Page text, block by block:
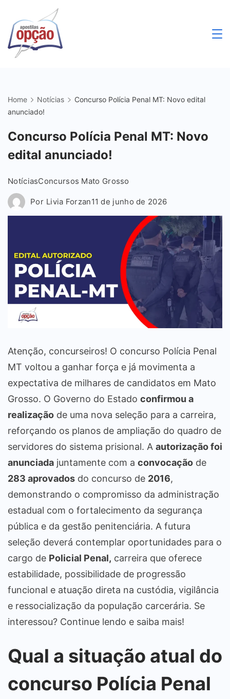
content
Home Notícias
Concurso Polícia Penal MT: Novo edital
anunciado!
Concurso Polícia Penal MT: Novo
edital anunciado!
NotíciasConcursos Mato Grosso
Por Livia Forzan11 de junho de 2026
Atenção, concurseiros! O concurso Polícia Penal
MT voltou a ganhar força e já movimenta a
expectativa de milhares de candidatos em Mato
Grosso. O Governo do Estado confirmou a
realização de uma nova seleção para a carreira,
reforçando os planos de ampliação do quadro de
servidores do sistema prisional. A autorização foi
anunciada juntamente com a convocação de
283 aprovados do concurso de 2016,
demonstrando o compromisso da administração
estadual com o fortalecimento da segurança
pública e da gestão penitenciária. A futura
seleção deverá contemplar oportunidades para o
cargo de Policial Penal, carreira que oferece
estabilidade, possibilidade de progressão
funcional e atuação direta na custódia, vigilância
e ressocialização da população carcerária. Se
interessou? Continue lendo e saiba mais!
Qual a situação atual do
concurso Polícia Penal